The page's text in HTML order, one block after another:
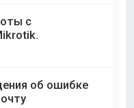
с
об ошибке